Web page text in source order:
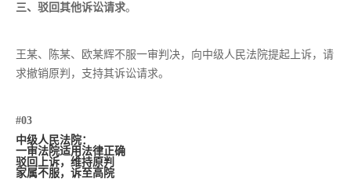
三、驳回其他诉讼请求。
王某、陈某、欧某辉不服一审判决，向中级人民法院提起上诉，请
求撤销原判，支持其诉讼请求。
#03
中级人民法院：
一审法院适用法律正确
驳回上诉，维持原判
家属不服，诉至高院